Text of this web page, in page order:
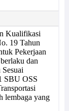
Kualifikasi
19 Tahun
Pekerjaan
dan
SBU OSS
lembaga yang